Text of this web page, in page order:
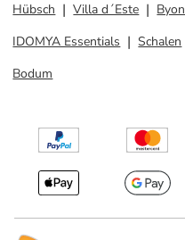
Hübsch
Villa d´Este Byon
IDOMYA Essentials
Schalen
Bodum